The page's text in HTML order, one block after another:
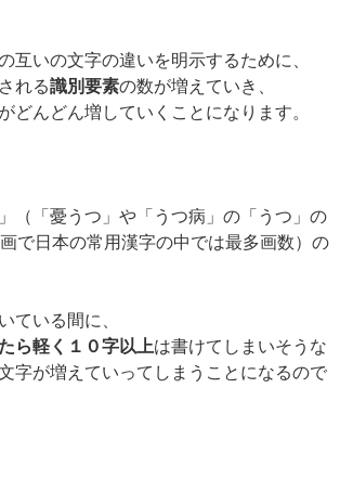
互いの文字の違いを明示するために、
れる識別要素の数が増えていき、
がどんどん増していくことになります。
」（「憂うつ」や「うつ病」の「うつ」の
で日本の常用漢字の中では最多画数）の
ている間に、
ら軽く１０字以上は書けてしまいそうな
字が増えていってしまうことになるので